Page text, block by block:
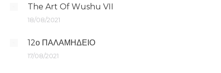
The Art Of Wushu VII
18/08/2021
12ο ΠΑΛΑΜΗΔΕΙΟ
17/08/2021